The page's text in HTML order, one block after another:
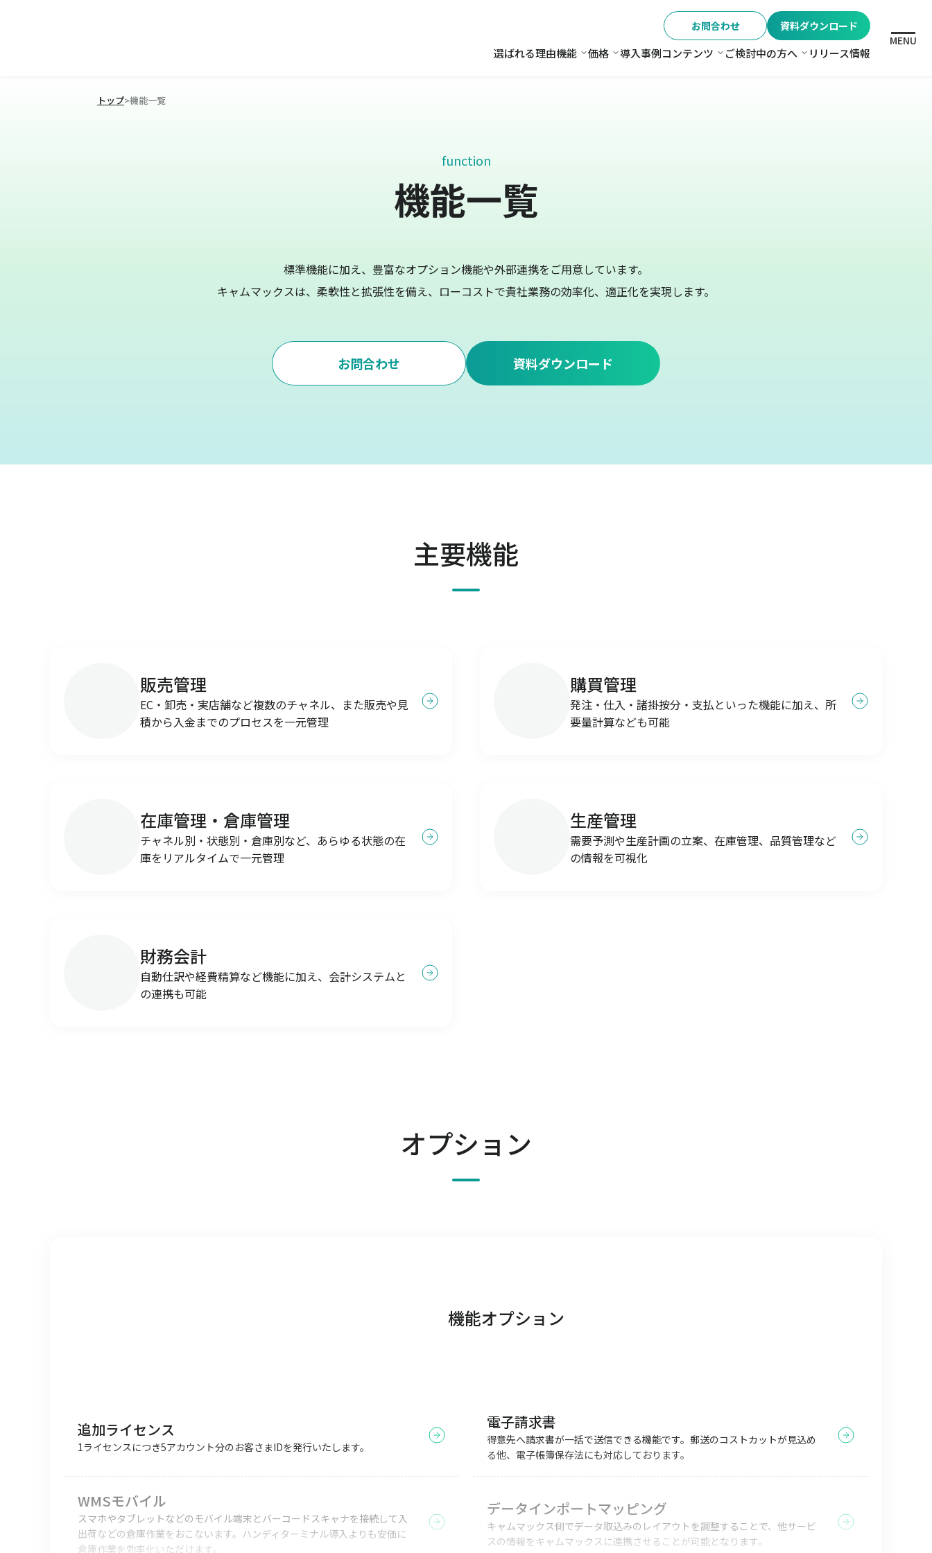
お問合わせ 資料ダウンロード
選ばれる理由機能 機能
価格 価格
導入事例コンテンツ コンテンツ
ご検討中の方へ ご検討中の方へ
リリース情報
MENU
トップ>機能一覧
function
機能一覧
標準機能に加え、豊富なオプション機能や外部連携をご用意しています。
キャムマックスは、柔軟性と拡張性を備え、ローコストで貴社業務の効率化、適正化を実現します。
お問合わせ 資料ダウンロード
主要機能
販売管理
EC・卸売・実店舗など複数のチャネル、また販売や見
積から入金までのプロセスを一元管理
購買管理
発注・仕入・諸掛按分・支払といった機能に加え、所
要量計算なども可能
在庫管理・倉庫管理
チャネル別・状態別・倉庫別など、あらゆる状態の在
庫をリアルタイムで一元管理
生産管理
需要予測や生産計画の立案、在庫管理、品質管理など
の情報を可視化
財務会計
自動仕訳や経費精算など機能に加え、会計システムと
の連携も可能
オプション
機能オプション
追加ライセンス
1ライセンスにつき5アカウント分のお客さまIDを発行いたします。
電子請求書
得意先へ請求書が一括で送信できる機能です。郵送のコストカットが見込め
る他、電子帳簿保存法にも対応しております。
WMSモバイル
スマホやタブレットなどのモバイル端末とバーコードスキャナを接続して入
出荷などの倉庫作業をおこないます。ハンディターミナル導入よりも安価に
倉庫作業を効率化いただけます。
データインポートマッピング
キャムマックス側でデータ取込みのレイアウトを調整することで、他サービ
スの情報をキャムマックスに連携させることが可能となります。